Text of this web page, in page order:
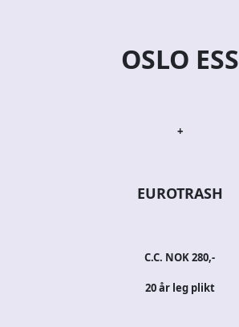
OSLO ESS
+
EUROTRASH
C.C. NOK 280,-
20 år leg plikt